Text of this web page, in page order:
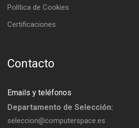
Política de Cookies
Certificaciones
Contacto
Emails y teléfonos
Departamento de Selección:
seleccion@computerspace.es